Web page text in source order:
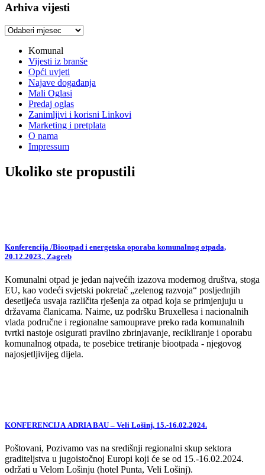
Arhiva vijesti
Arhiva
Komunal
Vijesti iz branše
Opći uvjeti
Najave događanja
Mali Oglasi
Predaj oglas
Zanimljivi i korisni Linkovi
Marketing i pretplata
O nama
Impressum
Ukoliko ste propustili
Konferencija /Biootpad i energetska oporaba komunalnog otpada,
20.12.2023., Zagreb
Komunalni otpad je jedan najvećih izazova modernog društva, stoga
EU, kao vodeći svjetski pokretač „zelenog razvoja“ posljednjih
desetljeća usvaja različita rješenja za otpad koja se primjenjuju u
državama članicama. Naime, uz podršku Bruxellesa i nacionalnih
vlada područne i regionalne samouprave preko rada komunalnih
tvrtki nastoje osigurati pravilno zbrinjavanje, recikliranje i oporabu
komunalnog otpada, te posebice tretiranje biootpada - njegovog
najosjetljivijeg dijela.
KONFERENCIJA ADRIA BAU – Veli Lošinj, 15.-16.02.2024.
Poštovani, Pozivamo vas na središnji regionalni skup sektora
graditeljstva u jugoistočnoj Europi koji će se od 15.-16.02.2024.
održati u Velom Lošinju (hotel Punta, Veli Lošinj).